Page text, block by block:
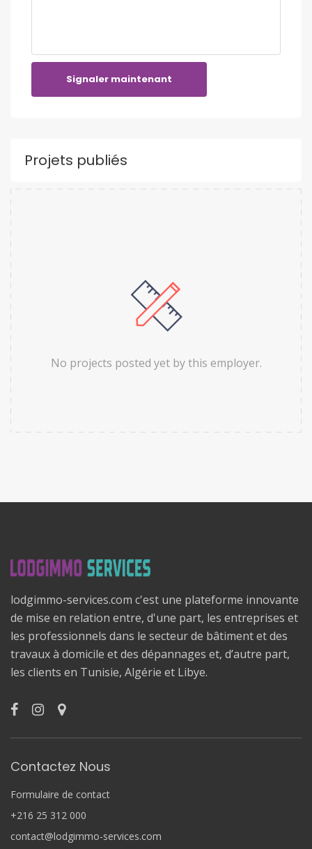
Signaler maintenant
Projets publiés
No projects posted yet by this employer.
lodgimmo-services.com c'est une plateforme innovante
de mise en relation entre, d'une part, les entreprises et
les professionnels dans le secteur de bâtiment et des
travaux à domicile et des dépannages et, d’autre part,
les clients en Tunisie, Algérie et Libye.
Contactez Nous
Formulaire de contact
+216 25 312 000
contact@lodgimmo-services.com